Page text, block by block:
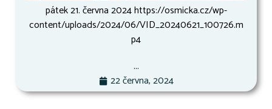
pátek 21. června 2024 https://osmicka.cz/wp-
content/uploads/2024/06/VID_20240621_100726.m
p4
...
22 června, 2024